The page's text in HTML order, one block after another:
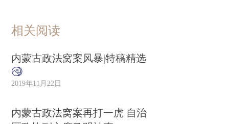
相关阅读
内蒙古政法窝案风暴|特稿精选
2019年11月22日
内蒙古政法窝案再打一虎 自治